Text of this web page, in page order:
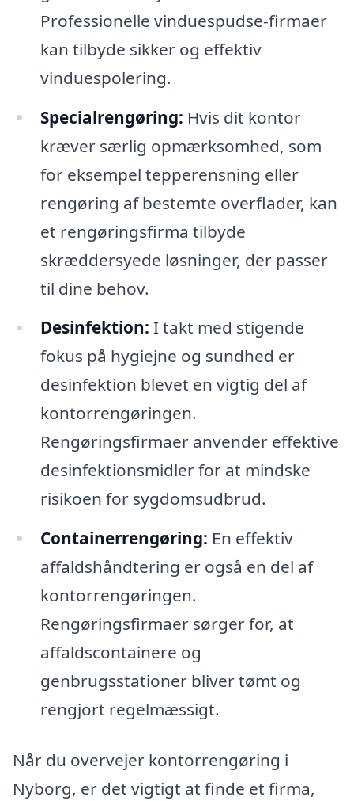
Professionelle vinduespudse-firmaer
kan tilbyde sikker og effektiv
vinduespolering.
Specialrengøring: Hvis dit kontor
kræver særlig opmærksomhed, som
for eksempel tepperensning eller
rengøring af bestemte overflader, kan
et rengøringsfirma tilbyde
skræddersyede løsninger, der passer
til dine behov.
Desinfektion: I takt med stigende
fokus på hygiejne og sundhed er
desinfektion blevet en vigtig del af
kontorrengøringen.
Rengøringsfirmaer anvender effektive
desinfektionsmidler for at mindske
risikoen for sygdomsudbrud.
Containerrengøring: En effektiv
affaldshåndtering er også en del af
kontorrengøringen.
Rengøringsfirmaer sørger for, at
affaldscontainere og
genbrugsstationer bliver tømt og
rengjort regelmæssigt.
Når du overvejer kontorrengøring i
Nyborg, er det vigtigt at finde et firma,